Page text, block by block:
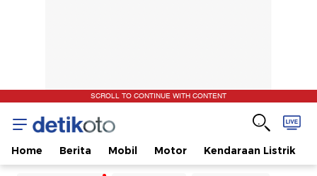
SCROLL TO CONTINUE WITH CONTENT
Home Berita Mobil Motor Kendaraan Listrik